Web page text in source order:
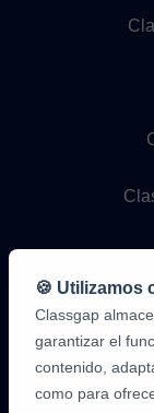
🍪 Utilizamos
Classgap
garantizar el
contenido,
como para